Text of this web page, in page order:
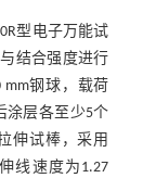
型电子万能试
结合强度进行
mm钢球，载荷
涂层各至少5个
伸试棒，采用
线速度为1.27